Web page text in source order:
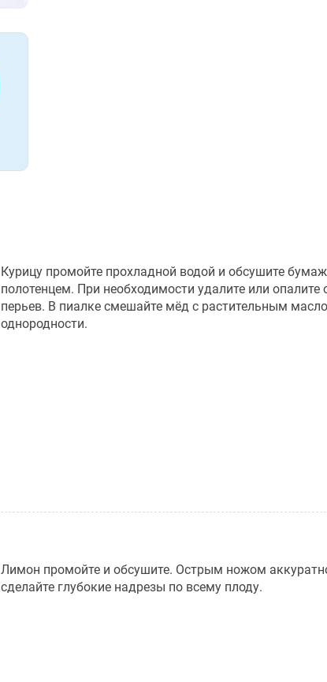
Курицу промойте прохладной водой и обсушите
полотенцем. При необходимости удалите или опалите
перьев. В пиалке смешайте мёд с растительным
однородности.
Лимон промойте и обсушите. Острым ножом
сделайте глубокие надрезы по всему плоду.